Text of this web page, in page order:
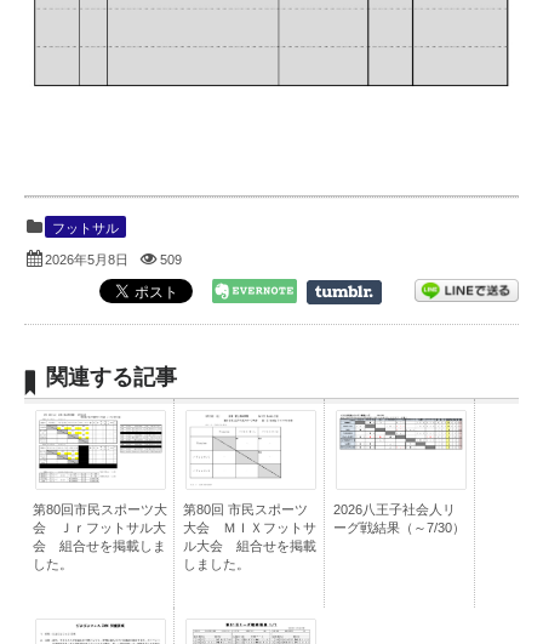
フットサル
2026年5月8日 509
関連する記事
第80回市民スポーツ大
会 Ｊｒフットサル大
会 組合せを掲載しま
した。
第80回 市民スポーツ
大会 ＭＩＸフットサ
ル大会 組合せを掲載
しました。
2026八王子社会人リ
ーグ戦結果（～7/30）